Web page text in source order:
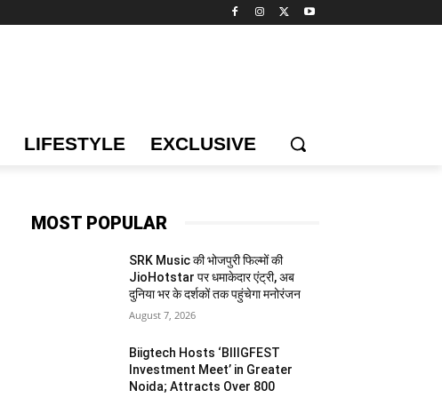
LIFESTYLE EXCLUSIVE
MOST POPULAR
SRK Music की भोजपुरी फिल्मों की
JioHotstar पर धमाकेदार एंट्री, अब
दुनिया भर के दर्शकों तक पहुंचेगा मनोरंजन
August 7, 2026
Biigtech Hosts ‘BIIIGFEST
Investment Meet’ in Greater
Noida; Attracts Over 800